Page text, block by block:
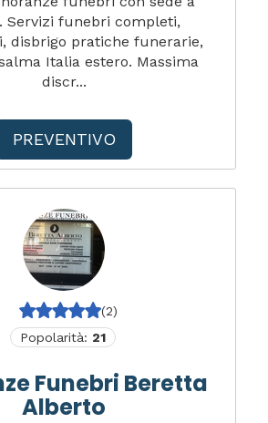
Servizi funebri completi,
disbrigo pratiche funerarie,
Italia estero. Massima
discr...
PREVENTIVO
(2)
Popolarità: 21
Funebri Beretta
Alberto